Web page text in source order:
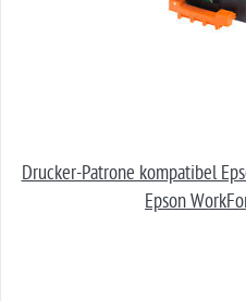
Drucker-Patrone kompatibel
Epson